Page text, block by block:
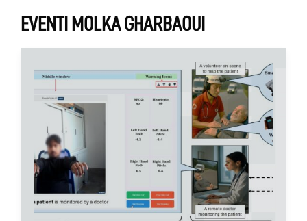
EVENTI MOLKA GHARBAOUI